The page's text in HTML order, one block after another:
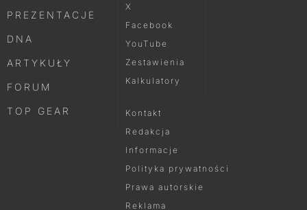
PREZENTACJE
DNA
ARTYKUŁY
FORUM
TOP GEAR
X
Facebook
YouTube
Zestawienia
Kalkulatory
Kontakt
Redakcja
Informacje
Polityka prywatności
Prawa autorskie
Reklama